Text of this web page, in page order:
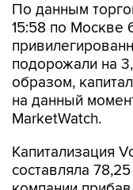
По данным
15:58 по Москве
подорожали на
образом,
на данный
MarketWatch.
Капитализация
составляла